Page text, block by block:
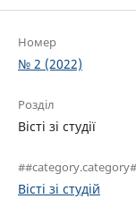
Номер
№ 2 (2022)
Розділ
Вісті зі студії
Вісті зі студій